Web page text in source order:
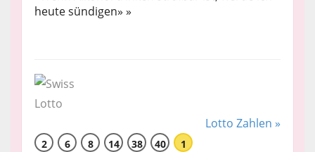
heute sündigen» »
Lotto Zahlen »
2 6 8 14 38 40 1